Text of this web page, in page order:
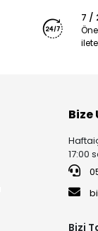
7 /
Bize
17:00
Bizi